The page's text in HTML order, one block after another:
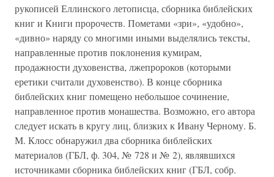
рукописей Еллинского летописца, сборника библейских
книг и Книги пророчеств. Пометами «зри», «удобно»,
«дивно» наряду со многими иными выделялись тексты,
направленные против поклонения кумирам,
продажности духовенства, лжепророков (которыми
еретики считали духовенство). В конце сборника
библейских книг помещено небольшое сочинение,
направленное против монашества. Возможно, его автора
следует искать в кругу лиц, близких к Ивану Черному. Б.
М. Клосс обнаружил два сборника библейских
материалов (ГБЛ, ф. 304, № 728 и № 2), являвшихся
источниками сборника библейских книг (ГБЛ, собр.